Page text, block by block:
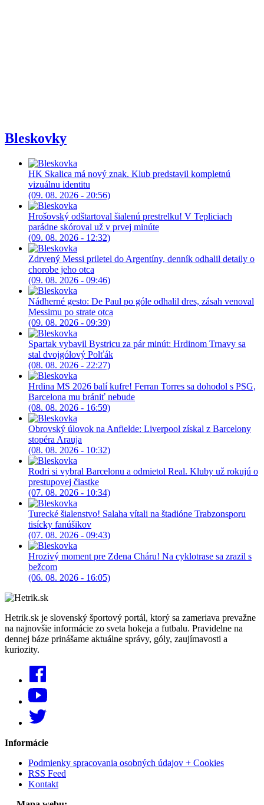
Bleskovky
HK Skalica má nový znak. Klub predstavil kompletnú
vizuálnu identitu
(09. 08. 2026 - 20:56)
Hrošovský odštartoval šialenú prestrelku! V Tepliciach
parádne skóroval už v prvej minúte
(09. 08. 2026 - 12:32)
Zdrvený Messi priletel do Argentíny, denník odhalil detaily o
chorobe jeho otca
(09. 08. 2026 - 09:46)
Nádherné gesto: De Paul po góle odhalil dres, zásah venoval
Messimu po strate otca
(09. 08. 2026 - 09:39)
Spartak vybavil Bystricu za pár minút: Hrdinom Trnavy sa
stal dvojgólový Polťák
(08. 08. 2026 - 22:27)
Hrdina MS 2026 balí kufre! Ferran Torres sa dohodol s PSG,
Barcelona mu brániť nebude
(08. 08. 2026 - 16:59)
Obrovský úlovok na Anfielde: Liverpool získal z Barcelony
stopéra Arauja
(08. 08. 2026 - 10:32)
Rodri si vybral Barcelonu a odmietol Real. Kluby už rokujú o
prestupovej čiastke
(07. 08. 2026 - 10:34)
Turecké šialenstvo! Salaha vítali na štadióne Trabzonsporu
tisícky fanúšikov
(07. 08. 2026 - 09:43)
Hrozivý moment pre Zdena Cháru! Na cyklotrase sa zrazil s
bežcom
(06. 08. 2026 - 16:05)
Hetrik.sk je slovenský športový portál, ktorý sa zameriava prevažne
na najnovšie informácie zo sveta hokeja a futbalu. Pravidelne na
dennej báze prinášame aktuálne správy, góly, zaujímavosti a
kuriozity.
Informácie
Podmienky spracovania osobných údajov + Cookies
RSS Feed
Kontakt